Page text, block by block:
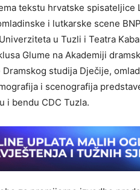
tekstu hrvatske
i lutkarske scene
u Tuzli i Teatra
Glume na Akademiji
studija Dječije,
i scenografija
i bendu CDC Tuzla.